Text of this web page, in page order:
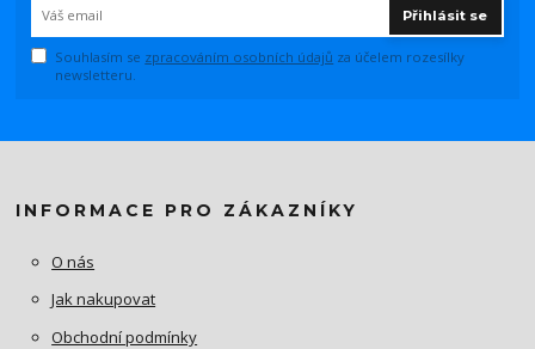
Přihlásit se
Souhlasím se zpracováním osobních údajů za účelem rozesílky
newsletteru.
INFORMACE PRO ZÁKAZNÍKY
O nás
Jak nakupovat
Obchodní podmínky